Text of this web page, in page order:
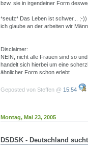
bzw. sie in irgendeiner Form
*seufz* Das Leben ist schwer... ;-
ich glaube an der arbeiten wir
Disclaimer:
NEIN, nicht alle Frauen sind so
handelt sich hierbei um eine
ähnlicher Form schon erlebt
Geposted von Steffen @ 15:54
Montag, Mai 23, 2005
DSDSK - Deutschland